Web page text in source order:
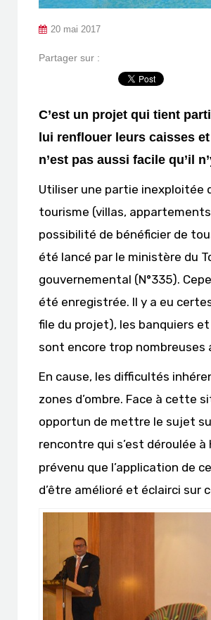
20 mai 2017
Partager sur :
C’est un projet qui tient
lui renflouer leurs caisses
n’est pas aussi facile qu’il
Utiliser une partie inexploitée
tourisme (villas,
possibilité de bénéficier de
été lancé par le ministère du
gouvernemental (N°335).
été enregistrée. Il y a eu
file du projet), les banquiers
sont encore trop nombreuses
En cause, les difficultés
zones d’ombre. Face à cette
opportun de mettre le sujet
rencontre qui s’est déroulée à
prévenu que l’application de
d’être amélioré et éclairci